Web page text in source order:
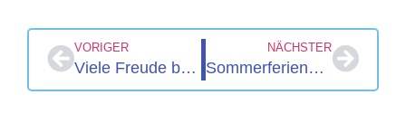
VORIGER
Viele Freude bei den RikschaTouren
NÄCHSTER
Sommerferienprogramm: Tetrapak-Basteln